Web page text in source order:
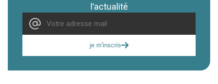
l’actualité
je m'inscris